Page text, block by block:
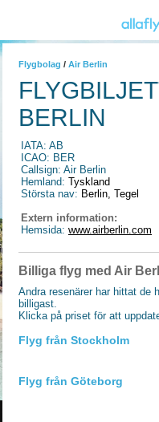
Flygbolag / Air Berlin
BERLIN
IATA: AB
ICAO: BER
Callsign: Air Berlin
Hemland: Tyskland
Största nav: Berlin, Tegel
Extern information:
Hemsida: www.airberlin.com
Billiga flyg med Air
Andra resenärer har hittat de
billigast.
Klicka på priset för att
Flyg från Stockholm
Flyg från Göteborg